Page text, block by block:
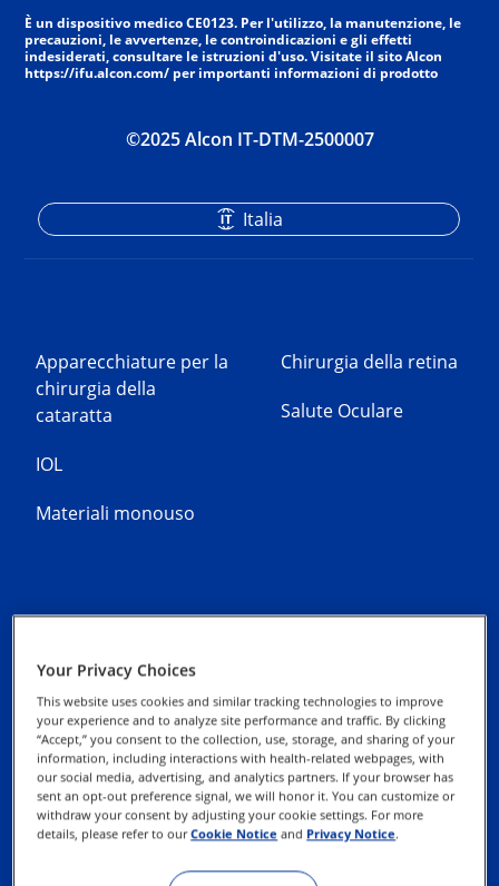
È un dispositivo medico CE0123. Per l'utilizzo, la manutenzione, le
precauzioni, le avvertenze, le controindicazioni e gli effetti
indesiderati, consultare le istruzioni d'uso. Visitate il sito Alcon
https://ifu.alcon.com/ per importanti informazioni di prodotto
©2025 Alcon IT-DTM-2500007
Apparecchiature per la
chirurgia della
cataratta
IOL
Materiali monouso
Chirurgia della retina
Salute Oculare
Academy
Contattaci
Richiesta di account
per nuovo cliente
Italia
Informativa sui Cookie
Esercizio dei tuoi Diritti
Utilizzo
Your Privacy Choices
This website uses cookies and similar tracking technologies to improve
your experience and to analyze site performance and traffic. By clicking
“Accept,” you consent to the collection, use, storage, and sharing of your
information, including interactions with health-related webpages, with
our social media, advertising, and analytics partners. If your browser has
sent an opt-out preference signal, we will honor it. You can customize or
withdraw your consent by adjusting your cookie settings. For more
details, please refer to ourCookie Notice and Privacy Notice.